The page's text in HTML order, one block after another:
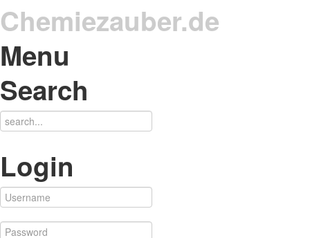
Chemiezauber.de
Menu
Search
Login